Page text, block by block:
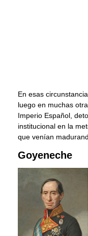
En esas
luego en muchas
Imperio Español,
institucional en la
que venían
Goyeneche